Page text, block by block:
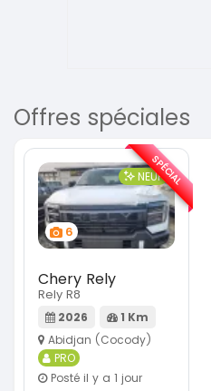
Offres spéciales
6
NEUF
Chery Rely
Rely R8
2026
1 Km
Abidjan (Cocody)
PRO
Posté il y a 1 jour
SPÉCIAL